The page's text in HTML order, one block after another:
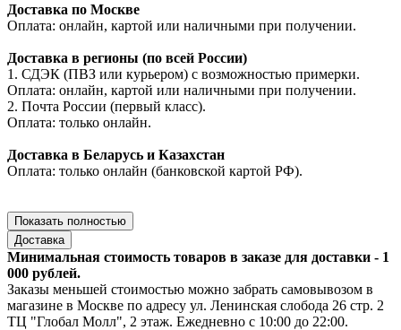
Доставка по Москве
Оплата: онлайн, картой или наличными при получении.
Доставка в регионы (по всей России)
1. СДЭК (ПВЗ или курьером) с возможностью примерки.
Оплата: онлайн, картой или наличными при получении.
2. Почта России (первый класс).
Оплата: только онлайн.
Доставка в Беларусь и Казахстан
Оплата: только онлайн (банковской картой РФ).
Показать полностью
Доставка
Минимальная стоимость товаров в заказе для доставки - 1
000 рублей.
Заказы меньшей стоимостью можно забрать самовывозом в
магазине в Москве по адресу ул. Ленинская слобода 26 стр. 2
ТЦ "Глобал Молл", 2 этаж. Ежедневно с 10:00 до 22:00.